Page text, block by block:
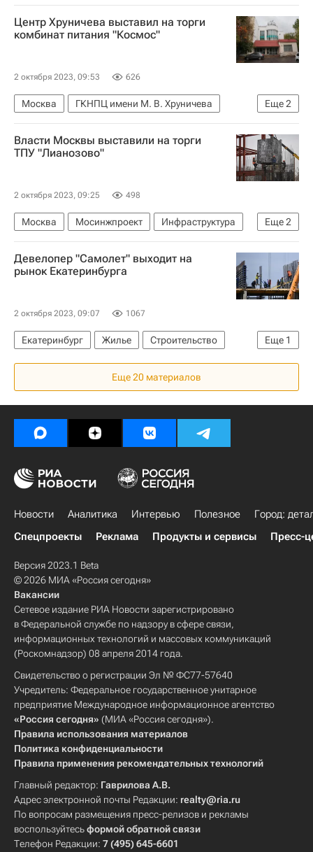
Москва
Капремонт в Москве
Москва Сегодня: мегаполис для жизни
Комплекс городского хозяйства Москвы
Ремонт
Центр Хруничева выставил на торги
комбинат питания "Космос"
2 октября 2023, 09:53 626
Еще2
Москва
ГКНПЦ имени М. В. Хруничева
Роскосмос
Коммерческая недвижимость
Власти Москвы выставили на торги
ТПУ "Лианозово"
2 октября 2023, 09:25 498
Еще2
Москва Мосинжпроект
Инфраструктура
ТПУ
Строительство ТПУ в Москве
Девелопер "Самолет" выходит на
рынок Екатеринбурга
2 октября 2023, 09:07 1067
Еще 1
Екатеринбург Жилье
Строительство
Девелоперы
Еще 20 материалов
Новости Аналитика Интервью Полезное
Город:
Спецпроекты
Реклама Продукты и сервисы Пресс-
Версия 2023.1 Beta
© 2026 МИА «Россия сегодня»
Вакансии
Сетевое издание РИА Новости зарегистрировано
в Федеральной службе по надзору в сфере связи,
информационных технологий и массовых коммуникаций
(Роскомнадзор) 08 апреля 2014 года.
Свидетельство о регистрации Эл № ФС77-57640
Учредитель: Федеральное государственное унитарное
предприятие Международное информационное агентство
«Россия сегодня» (МИА «Россия сегодня»).
Правила использования материалов
Политика конфиденциальности
Правила применения рекомендательных технологий
Главный редактор: Гаврилова А.В.
Адрес электронной почты Редакции: realty@ria.ru
По вопросам размещения пресс-релизов и рекламы
воспользуйтесьформой обратной связи
Телефон Редакции: 7 (495) 645-6601